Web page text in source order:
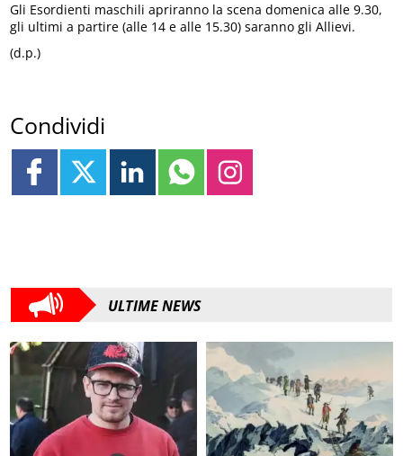
Gli Esordienti maschili apriranno la scena domenica alle 9.30,
gli ultimi a partire (alle 14 e alle 15.30) saranno gli Allievi.
(d.p.)
Condividi
ULTIME NEWS